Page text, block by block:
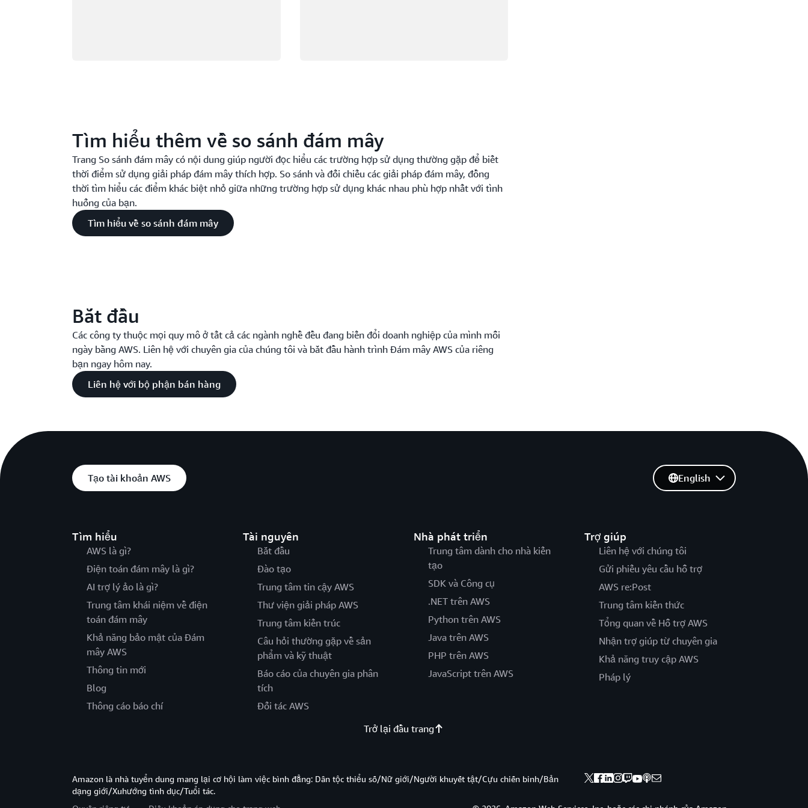
Tìm hiểu thêm về so sánh đám mây
Trang So sánh đám mây có nội dung giúp người đọc hiểu các trường hợp sử dụng thường gặp để biết
thời điểm sử dụng giải pháp đám mây thích hợp. So sánh và đối chiếu các giải pháp đám mây, đồng
thời tìm hiểu các điểm khác biệt nhỏ giữa những trường hợp sử dụng khác nhau phù hợp nhất với tình
huống của bạn.
Tìm hiểu về so sánh đám mây
Bắt đầu
Các công ty thuộc mọi quy mô ở tất cả các ngành nghề đều đang biến đổi doanh nghiệp của mình mỗi
ngày bằng AWS. Liên hệ với chuyên gia của chúng tôi và bắt đầu hành trình Đám mây AWS của riêng
bạn ngay hôm nay.
Liên hệ với bộ phận bán hàng
Tạo tài khoản AWS
Tìm hiểu
AWS là gì?
Điện toán đám mây là gì?
AI trợ lý ảo là gì?
Trung tâm khái niệm về điện
toán đám mây
Khả năng bảo mật của Đám
mây AWS
Thông tin mới
Blog
Thông cáo báo chí
Tài nguyên
Bắt đầu
Đào tạo
Trung tâm tin cậy AWS
Thư viện giải pháp AWS
Trung tâm kiến trúc
Câu hỏi thường gặp về sản
phẩm và kỹ thuật
Báo cáo của chuyên gia phân
tích
Đối tác AWS
Nhà phát triển
Trung tâm dành cho nhà kiến
tạo
SDK và Công cụ
.NET trên AWS
Python trên AWS
Java trên AWS
PHP trên AWS
JavaScript trên AWS
Trợ giúp
Liên hệ với chúng tôi
Gửi phiếu yêu cầu hỗ trợ
AWS re:Post
Trung tâm kiến thức
Tổng quan về Hỗ trợ AWS
Nhận trợ giúp từ chuyên gia
Khả năng truy cập AWS
Pháp lý
English
Trở lại đầu trang
Amazon là nhà tuyển dung mang lại cơ hội làm việc bình đẳng: Dân tộc thiểu số/Nữ giới/Người khuyết tật/Cựu chiến binh/Bản
dạng giới/Xuhướng tình dục/Tuổi tác.